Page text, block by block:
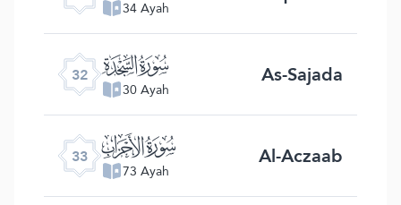
34 Ayah
32 ﮬ
30 Ayah As-Sajada
33 ﮭ
73 Ayah Al-Aczaab